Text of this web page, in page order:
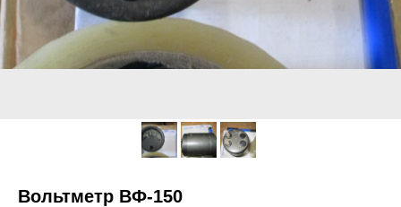
Вольтметр ВФ-150